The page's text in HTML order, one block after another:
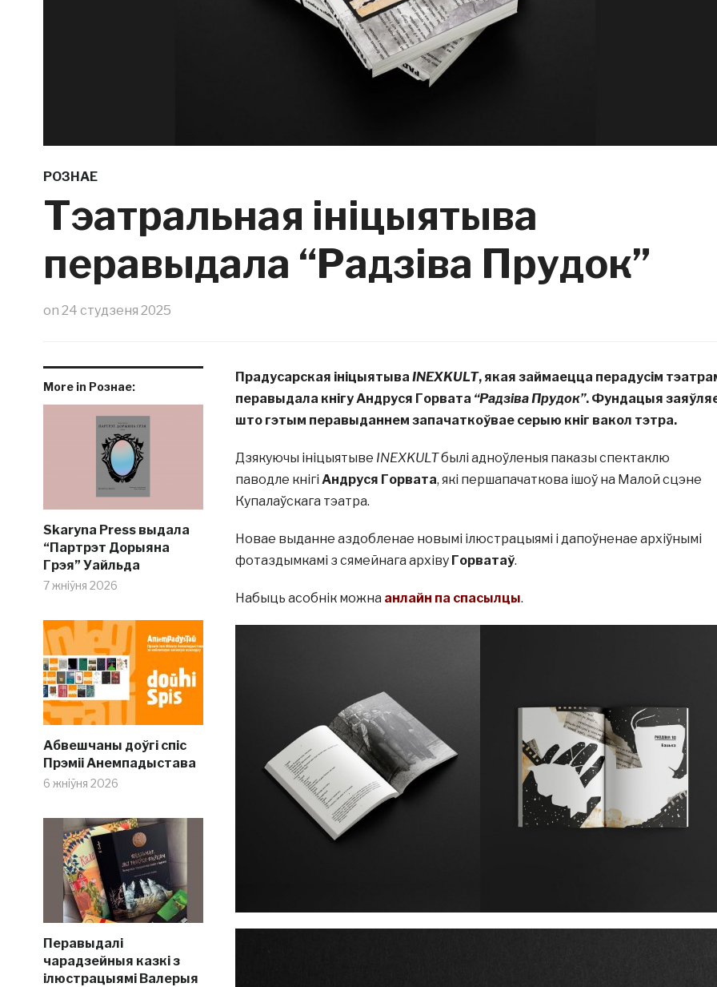
РОЗНАЕ
Тэатральная ініцыятыва
перавыдала “Радзіва Прудок”
on 24 студзеня 2025
More in Рознае:
Skaryna Press выдала
“Партрэт Дорыяна
Грэя” Уайльда
7 жніўня 2026
Абвешчаны доўгі спіс
Прэміі Анемпадыстава
6 жніўня 2026
Перавыдалі
чарадзейныя казкі з
ілюстрацыямі Валерыя
Прадусарская ініцыятыва INEXKULT, якая займаецца перадусім
перавыдала кнігу Андруся Горвата “Радзіва Прудок”. Фундацыя
што гэтым перавыданнем запачаткоўвае серыю кніг вакол тэтра.
Дзякуючы ініцыятыве INEXKULTбылі адноўленыя паказы спектаклю
паводле кнігі Андруся Горвата, які першапачаткова ішоў на Малой сцэне
Купалаўскага тэатра.
Новае выданне аздобленае новымі ілюстрацыямі і дапоўненае архіўнымі
фотаздымкамі з сямейнага архіву Горватаў.
Набыць асобнік можна анлайн па спасылцы.